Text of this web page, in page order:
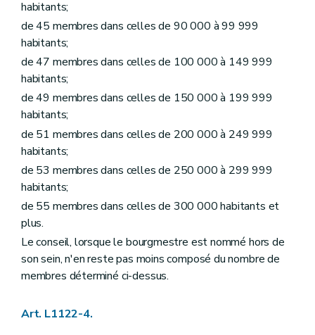
Art. L1232-13
Art. L1232-16
Art. L1232-17
Art. L1232-18
Art. L1232-20
Art. L1232-22
Art. L1232-24
Art. L1232-25
Sous-section 4 Signes indicatifs de sépulture
Art. L1232-27
Art. L1232-28
Section 3 Dispositions finales
habitants;
de 45 membres dans celles de 90 000 à 99 999
habitants;
de 47 membres dans celles de 100 000 à 149 999
habitants;
de 49 membres dans celles de 150 000 à 199 999
habitants;
de 51 membres dans celles de 200 000 à 249 999
habitants;
de 53 membres dans celles de 250 000 à 299 999
habitants;
de 55 membres dans celles de 300 000 habitants et
plus.
Le conseil, lorsque le bourgmestre est nommé hors de
son sein, n'en reste pas moins composé du nombre de
membres déterminé ci-dessus.
Art. L1122-4.